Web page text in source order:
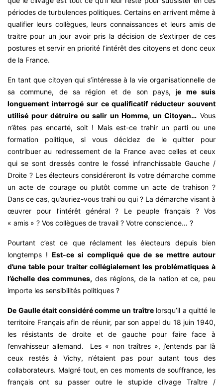
périodes de turbulences politiques. Certains en arrivent même à
qualifier leurs collègues, leurs connaissances et leurs amis de
traitre pour un jour avoir pris la décision de s’extirper de ces
postures et servir en priorité l’intérêt des citoyens et donc ceux
de la France.
En tant que citoyen qui s’intéresse à la vie organisationnelle de
sa commune, de sa région et de son pays, je me suis
longuement interrogé sur ce qualificatif réducteur souvent
utilisé pour détruire ou salir un Homme, un Citoyen… Vous
n’êtes pas encarté, soit ! Mais est-ce trahir un parti ou une
formation politique, si vous décidez de le quitter pour
contribuer au redressement de la France avec celles et ceux
qui se sont dressés contre le fossé infranchissable Gauche /
Droite ? Les électeurs considéreront ils votre démarche comme
un acte de courage ou plutôt comme un acte de trahison ?
Dans ce cas, qu’auriez-vous trahi ou qui ? La démarche visant à
œuvrer pour l’intérêt général ? Le peuple français ? Vos
« amis » ? Vos collègues de travail ? Votre conscience… ?
Pourtant c’est ce que réclament les électeurs depuis bien
longtemps ! Est-ce si compliqué que de se mettre autour
d’une table pour traiter collégialement les problématiques à
l’échelle des communes, des régions, de la nation et ce, peu
importe les sensibilités politiques ?
De Gaulle était considéré comme un traîtrelorsqu’il a quitté le
territoire Français afin de réunir, par son appel du 18 juin 1940,
les résistants de droite et de gauche pour faire face à
l’envahisseur allemand. Les « non traîtres », j’entends par là
ceux restés à Vichy, n’étaient pas pour autant tous des
collaborateurs. Malgré tout, en ces moments de souffrance, les
français ont su passer outre le stupide clivage Traître /